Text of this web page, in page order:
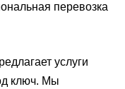
перевозка
услуги
ключ. Мы